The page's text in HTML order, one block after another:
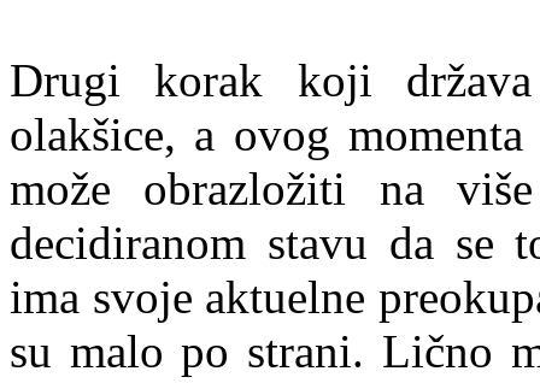
Drugi korak koji
olakšice, a ovog
može obrazložiti na
decidiranom stavu da se
ima svoje aktuelne
su malo po strani. Lično